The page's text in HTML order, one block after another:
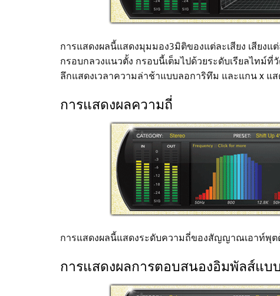
การแสดงผลนี้แสดงมุมมอง3มิติของแต่ละเสียง เสียง
กรอบกลวงแนวตั้ง กรอบนี้เต็มไปด้วยระดับเรียลไทม์ที่
ลึกแสดงเวลาความล่าช้าแบบลอการิทึม และแกน x แ
การแสดงผลความถี่
การแสดงผลนี้แสดงระดับความถี่ของสัญญาณเอาท์พุ
การแสดงผลการตอบสนองอิมพัลส์แบ